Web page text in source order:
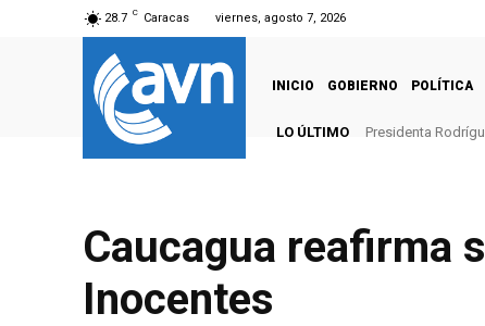
28.7 C Caracas viernes, agosto 7, 2026
INICIO GOBIERNO POLÍTICA
LO ÚLTIMO Presidenta
Caucagua reafirma
Inocentes